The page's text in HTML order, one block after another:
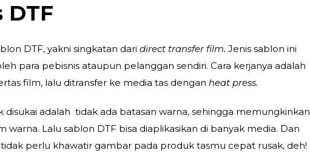
DTF
DTF, yakni singkatan daridirect transfer film.Jenis sablon ini
para pebisnis ataupun pelanggan sendiri. Cara kerjanya adalah
film, lalu ditransfer ke media tas denganheat press.
disukai adalah tidak ada batasan warna, sehingga memungkinkan
warna. Lalu sablon DTF bisa diaplikasikan di banyak media. Dan
perlu khawatir gambar pada produk tasmu cepat rusak, deh!